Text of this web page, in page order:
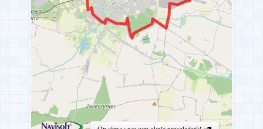
Kolejna seria urządzeń GPS
Monitoring temperatury i wilgotności
Monitorowanie pojazdów - aktualizacja systemu
Zimowe utrzymanie dróg
Mobilny rejestrator wideo z GPS i WiFi
Usługi komunalne - monitoring GPS Śmieciarek
Woodstock 2012
Navisoft obecny na Euro 2012
Wkrótce nowy produkt - NV-GPS2-Loco
Certyfikat Rzetelna Firma
Nowy produkt - mobilny rejestrator wideo